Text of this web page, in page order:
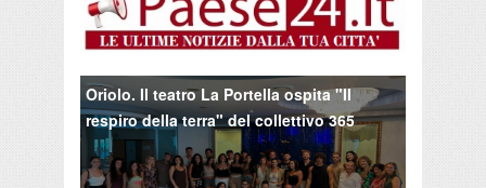
Oriolo. Il teatro La Portella ospita "Il
respiro della terra" del collettivo 365